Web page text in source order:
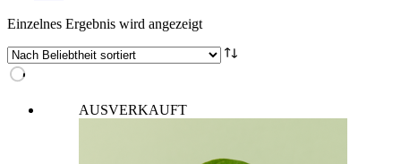
Einzelnes Ergebnis wird angezeigt
AUSVERKAUFT